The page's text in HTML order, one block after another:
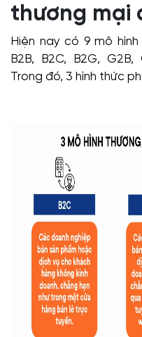
thương mại
Hiện nay có 9 mô
B2B, B2C, B2G,
Trong đó, 3 hình thức